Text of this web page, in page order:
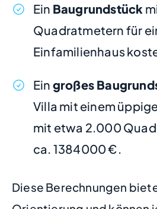
Ein Baugrundstück
Quadratmetern für
Einfamilienhaus
Ein großes
Villa mit einem
mit etwa 2.000
ca. 1384000 €.
Diese Berechnungen